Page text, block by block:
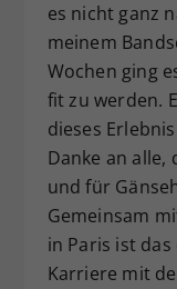
es nicht ganz
meinem
Wochen ging
fit zu werden.
dieses
Danke an alle,
und für
Gemeinsam
in Paris ist
Karriere mit